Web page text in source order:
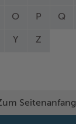
O P Q
Y Z
Seitenanfang